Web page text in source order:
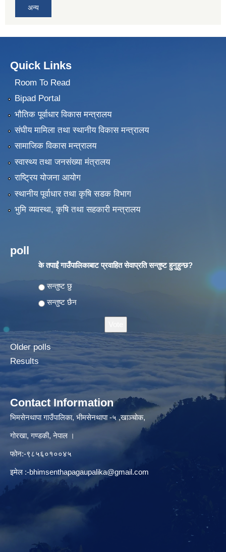
अन्य
Quick Links
Room To Read
Bipad Portal
भौतिक पूर्वाधार विकास मन्त्रालय
संघीय मामिला तथा स्थानीय विकास मन्त्रालय
सामाजिक विकास मन्त्रालय
स्वास्थ्य तथा जनसंख्या मंत्रालय
राष्ट्रिय योजना आयोग
स्थानीय पूर्वाधार तथा कृषि सडक विभाग
भुमि व्यवस्था, कृषि तथा सहकारी मन्त्रालय
poll
के तपाईं गाउँपालिकाबाट प्रवाहित सेवाप्रति सन्तुष्ट हुनुहुन्छ?
Choices
सन्तुष्ट छु
सन्तुष्ट छैन
Older polls
Results
Contact Information
भिमसेनथापा गाउँपालिका, भीमसेनथापा -५ ,खाञ्चोक,
गोरखा, गण्डकी, नेपाल ।
फोन:-९८५६०१००४५
इमेल :-bhimsenthapagaupalika@gmail.com